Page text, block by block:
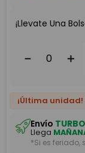
¡Llevate Una
＋
－
¡Última unidad!
Envío TURBO
Llega
*Si es feriado,